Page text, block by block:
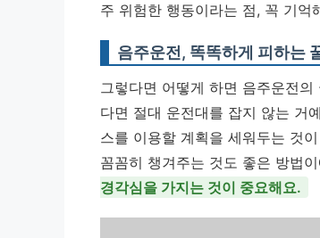
주 위험한 행동이라는 점, 꼭 기억
음주운전, 똑똑하게 피하는
그렇다면 어떻게 하면 음주운전
다면 절대 운전대를 잡지 않는 거
스를 이용할 계획을 세워두는 것
꼼꼼히 챙겨주는 것도 좋은 방법
경각심을 가지는 것이 중요해요.